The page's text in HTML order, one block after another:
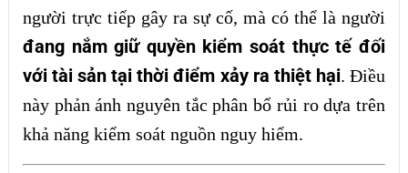
người trực tiếp gây ra sự cố, mà có thể là người
đang nắm giữ quyền kiểm soát thực tế đối
với tài sản tại thời điểm xảy ra thiệt hại. Điều
này phản ánh nguyên tắc phân bổ rủi ro dựa trên
khả năng kiểm soát nguồn nguy hiểm.